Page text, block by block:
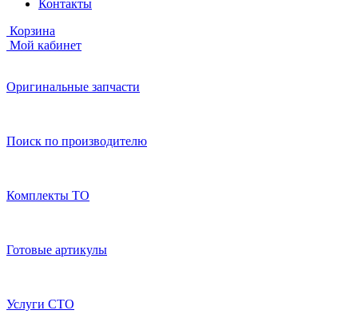
Контакты
Корзина
Мой кабинет
Оригинальные запчасти
Поиск по производителю
Комплекты ТО
Готовые артикулы
Услуги СТО